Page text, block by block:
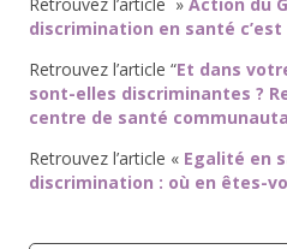
discrimination en santé c’est
Retrouvez l’article “Et dans
sont-elles discriminantes ?
centre de santé
Retrouvez l’article «Egalité en
discrimination : où en êtes-